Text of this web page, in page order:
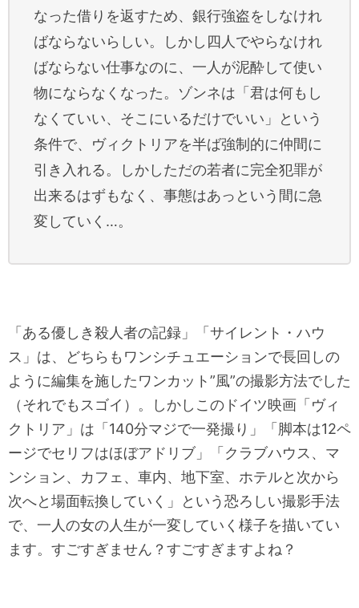
なった借りを返すため、銀行強盗をしなけれ
ばならないらしい。しかし四人でやらなけれ
ばならない仕事なのに、一人が泥酔して使い
物にならなくなった。ゾンネは「君は何もし
なくていい、そこにいるだけでいい」という
条件で、ヴィクトリアを半ば強制的に仲間に
引き入れる。しかしただの若者に完全犯罪が
出来るはずもなく、事態はあっという間に急
変していく…。
「ある優しき殺人者の記録」「サイレント・ハウ
ス」は、どちらもワンシチュエーションで長回しの
ように編集を施したワンカット”風”の撮影方法でした
（それでもスゴイ）。しかしこのドイツ映画「ヴィ
クトリア」は「140分マジで一発撮り」「脚本は12ペ
ージでセリフはほぼアドリブ」「クラブハウス、マ
ンション、カフェ、車内、地下室、ホテルと次から
次へと場面転換していく」という恐ろしい撮影手法
で、一人の女の人生が一変していく様子を描いてい
ます。すごすぎません？すごすぎますよね？